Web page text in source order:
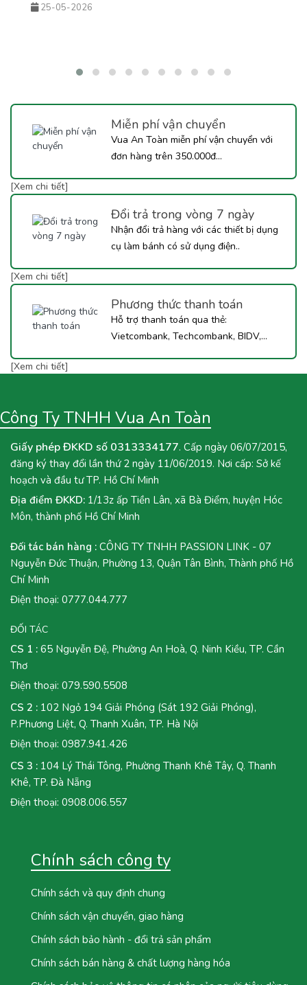
đậm vị và sốt tắc chua thanh giúp món nước này không chỉ giải
Toàn khám phá ngay công thức Trà Mận Sốt Tắc dưới đây nhé!
25-05-2026
Miễn phí vận chuyển
Vua An Toàn miễn phí vận chuyển với
đơn hàng trên 350.000đ...
[Xem chi tiết]
Đổi trả trong vòng 7 ngày
Nhận đổi trả hàng với các thiết bị dụng
cụ làm bánh có sử dụng điện..
[Xem chi tiết]
Phương thức thanh toán
Hỗ trợ thanh toán qua thẻ:
Vietcombank, Techcombank, BIDV,...
[Xem chi tiết]
Công Ty TNHH Vua An Toàn
Giấy phép ĐKKD số 0313334177. Cấp ngày 06/07/2015,
đăng ký thay đổi lần thứ 2 ngày 11/06/2019. Nơi cấp: Sở kế
hoạch và đầu tư TP. Hồ Chí Minh
Địa điểm ĐKKD: 1/13z ấp Tiền Lân, xã Bà Điểm, huyện Hóc
Môn, thành phố Hồ Chí Minh
Đối tác bán hàng : CÔNG TY TNHH PASSION LINK - 07
Nguyễn Đức Thuận, Phường 13, Quận Tân Bình, Thành phố Hồ
Chí Minh
Điện thoại: 0777.044.777
ĐỐI TÁC
CS 1 : 65 Nguyễn Đệ, Phường An Hoà, Q. Ninh Kiều, TP. Cần
Thơ
Điện thoại: 079.590.5508
CS 2 : 102 Ngỏ 194 Giải Phóng (Sát 192 Giải Phóng),
P.Phương Liệt, Q. Thanh Xuân, TP. Hà Nội
Điện thoại: 0987.941.426
CS 3 : 104 Lý Thái Tông, Phường Thanh Khê Tây, Q. Thanh
Khê, TP. Đà Nẵng
Điện thoại: 0908.006.557
Chính sách công ty
Chính sách và quy định chung
Chính sách vận chuyển, giao hàng
Chính sách bảo hành - đổi trả sản phẩm
Chính sách bán hàng & chất lượng hàng hóa